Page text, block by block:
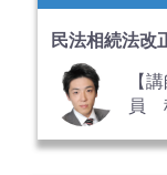
民法相続法
【
員